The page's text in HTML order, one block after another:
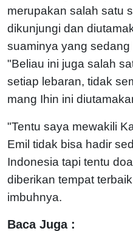
merupakan salah satu
dikunjungi dan
suaminya yang
"Beliau ini juga salah
setiap lebaran, tidak
mang Ihin ini
"Tentu saya mewakili
Emil tidak bisa hadir
Indonesia tapi tentu
diberikan tempat
imbuhnya.
Baca Juga :